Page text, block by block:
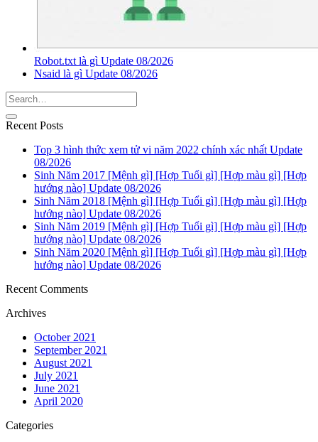
Robot.txt là gì Update 08/2026
Nsaid là gì Update 08/2026
Recent Posts
Top 3 hình thức xem tử vi năm 2022 chính xác nhất Update
08/2026
Sinh Năm 2017 [Mệnh gì] [Hợp Tuổi gì] [Hợp màu gì] [Hợp
hướng nào] Update 08/2026
Sinh Năm 2018 [Mệnh gì] [Hợp Tuổi gì] [Hợp màu gì] [Hợp
hướng nào] Update 08/2026
Sinh Năm 2019 [Mệnh gì] [Hợp Tuổi gì] [Hợp màu gì] [Hợp
hướng nào] Update 08/2026
Sinh Năm 2020 [Mệnh gì] [Hợp Tuổi gì] [Hợp màu gì] [Hợp
hướng nào] Update 08/2026
Recent Comments
Archives
October 2021
September 2021
August 2021
July 2021
June 2021
April 2020
Categories